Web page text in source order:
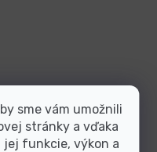
sme vám umožnili
stránky a vďaka
jej funkcie, výkon a